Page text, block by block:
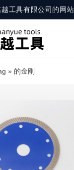
工具有限公司的网
» 的金刚